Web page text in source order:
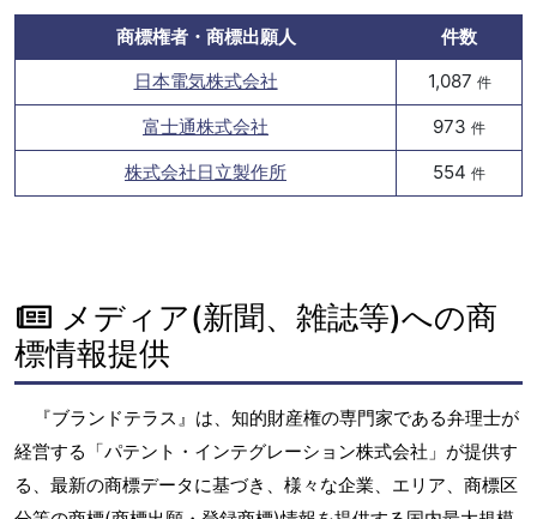
商標権者・商標出願人
件数
日本電気株式会社
1,087 件
富士通株式会社 973 件
株式会社日立製作所 554 件
メディア(新聞、雑誌等)への商
標情報提供
『ブランドテラス』は、知的財産権の専門家である弁理士が
経営する「パテント・インテグレーション株式会社」が提供す
る、最新の商標データに基づき、様々な企業、エリア、商標区